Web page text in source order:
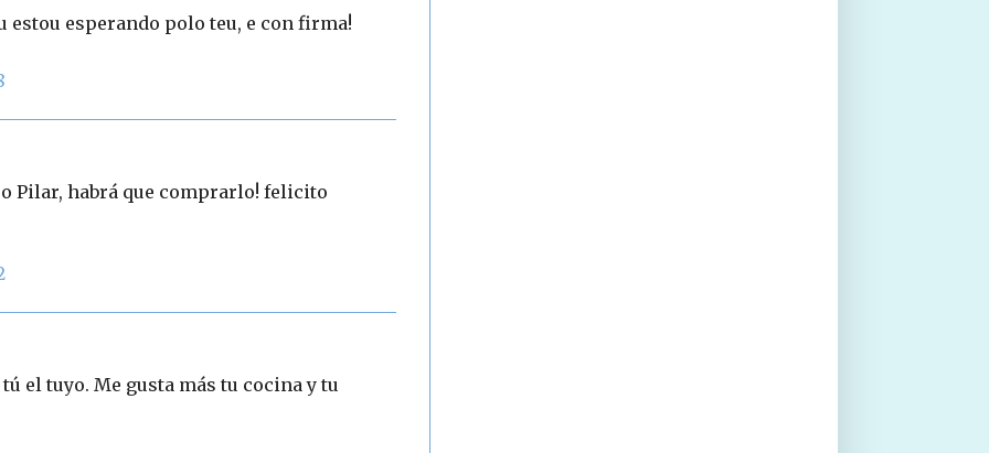
estou esperando polo teu, e con firma!
Pilar, habrá que comprarlo! felicito
el tuyo. Me gusta más tu cocina y tu